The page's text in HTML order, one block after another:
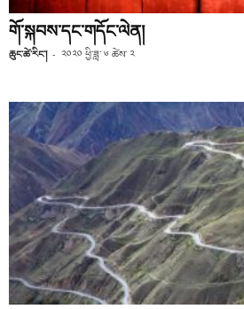
གོ་སྐབས་དང་གདོང་ལེན།
ཆུང་ཚེ་རིང་། - ༢༠༢༠ ཕྱི་ཟླ་ ༦ ཚེས་ ༢